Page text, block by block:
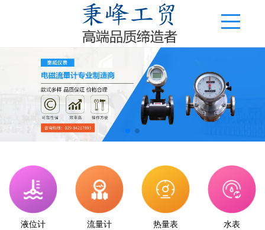
液位计 流量计 热量表 水表